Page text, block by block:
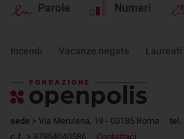
Parole Numeri
Incendi Vacanze negate Laureati
sede > Via Merulana, 19 - 00185 Roma tel.
c.f. > 97954040586 Contattaci